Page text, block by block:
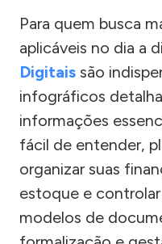
Para quem busca
aplicáveis no dia a
Digitais são
infográficos
informações
fácil de entender,
organizar suas
estoque e
modelos de